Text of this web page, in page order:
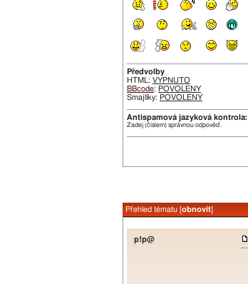
Předvolby
HTML: VYPNUTO
BBcode: POVOLENY
Smajlíky: POVOLENY
Antispamová jazyková kontrola:
Zadej (číslem) správnou odpověď.
Přehled tématu [obnovit]
p!p@